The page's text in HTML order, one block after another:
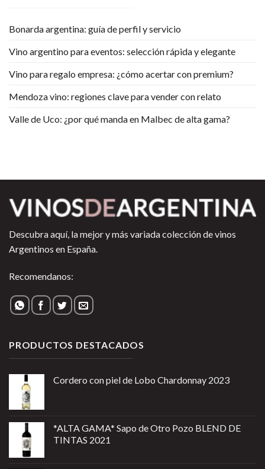
Bonarda argentina: guía de perfil y servicio
Vino argentino para eventos: selección rápida y elegante
Vino para regalo empresa: ¿cómo acertar con premium?
Mendoza vino: regiones clave para vender con relato
Valle de Uco: ¿por qué manda en Malbec de alta gama?
Descubra aquí, la mejor y más variada colección de vinos
Argentinos en España.
Recomendanos:
PRODUCTOS DESTACADOS
Cordero con piel de Lobo Chardonnay 2023
*ALTA GAMA* Sapo de Otro Pozo BLEND DE
TINTAS 2021